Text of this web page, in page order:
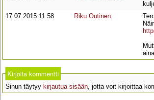
17.07.2015 11:58
Riku Outinen:
Kirjoita kommentti
Sinun täytyy kirjautua sisään, jotta voit kirjoittaa